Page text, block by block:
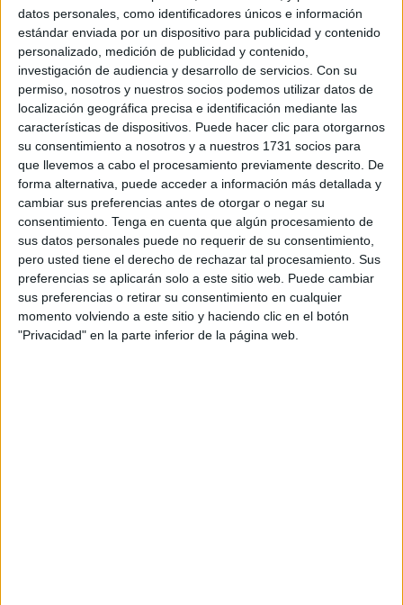
datos personales, como identificadores únicos e información
estándar enviada por un dispositivo para publicidad y contenido
personalizado, medición de publicidad y contenido,
investigación de audiencia y desarrollo de servicios. Con su
permiso, nosotros y nuestros socios podemos utilizar datos de
localización geográfica precisa e identificación mediante las
características de dispositivos. Puede hacer clic para otorgarnos
su consentimiento a nosotros y a nuestros 1731 socios para
que llevemos a cabo el procesamiento previamente descrito. De
forma alternativa, puede acceder a información más detallada y
cambiar sus preferencias antes de otorgar o negar su
consentimiento. Tenga en cuenta que algún procesamiento de
sus datos personales puede no requerir de su consentimiento,
pero usted tiene el derecho de rechazar tal procesamiento. Sus
preferencias se aplicarán solo a este sitio web. Puede cambiar
sus preferencias o retirar su consentimiento en cualquier
momento volviendo a este sitio y haciendo clic en el botón
"Privacidad" en la parte inferior de la página web.
Bomberos en Ceuta
POR PAOLA PÉREZ CUENDA 04/08/2026 3
Los caseteros, indignados tras la suspensión
de la Feria de Ceuta: "Nadie ha dado la cara"
POR PAOLA PÉREZ CUENDA 31/07/2026 4
La Guardia Civil recupera el cuerpo sin vida de
otro inmigrante en aguas de Ceuta
POR PAOLA PÉREZ CUENDA 30/07/2026 2
La Ciudad da diez días para completar la
documentación de las Becas Flutter
POR PAOLA PÉREZ CUENDA 24/07/2026 0
¿Has solicitado las ayudas para finalizar la
ESO en Ceuta? Comprueba si debes presentar
documentación